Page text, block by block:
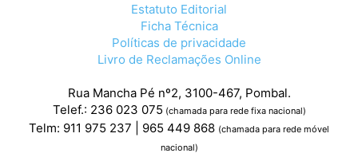
Estatuto Editorial
Ficha Técnica
Políticas de privacidade
Livro de Reclamações Online
Rua Mancha Pé nº2, 3100-467, Pombal.
Telef.: 236 023 075 (chamada para rede fixa nacional)
Telm: 911 975 237 | 965 449 868 (chamada para rede móvel
nacional)